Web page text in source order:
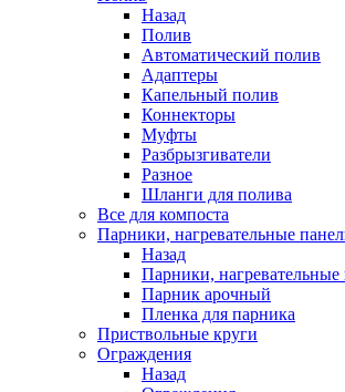
Назад
Полив
Автоматический полив
Адаптеры
Капельный полив
Коннекторы
Муфты
Разбрызгиватели
Разное
Шланги для полива
Все для компоста
Парники, нагревательные
Назад
Парники, нагревательные
Парник арочный
Пленка для парника
Приствольные круги
Ограждения
Назад